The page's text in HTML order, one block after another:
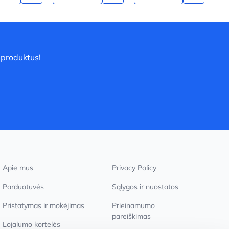
Apie mus
Parduotuvės
Pristatymas ir mokėjimas
Lojalumo kortelės
Privacy Policy
Sąlygos ir nuostatos
Prieinamumo
pareiškimas